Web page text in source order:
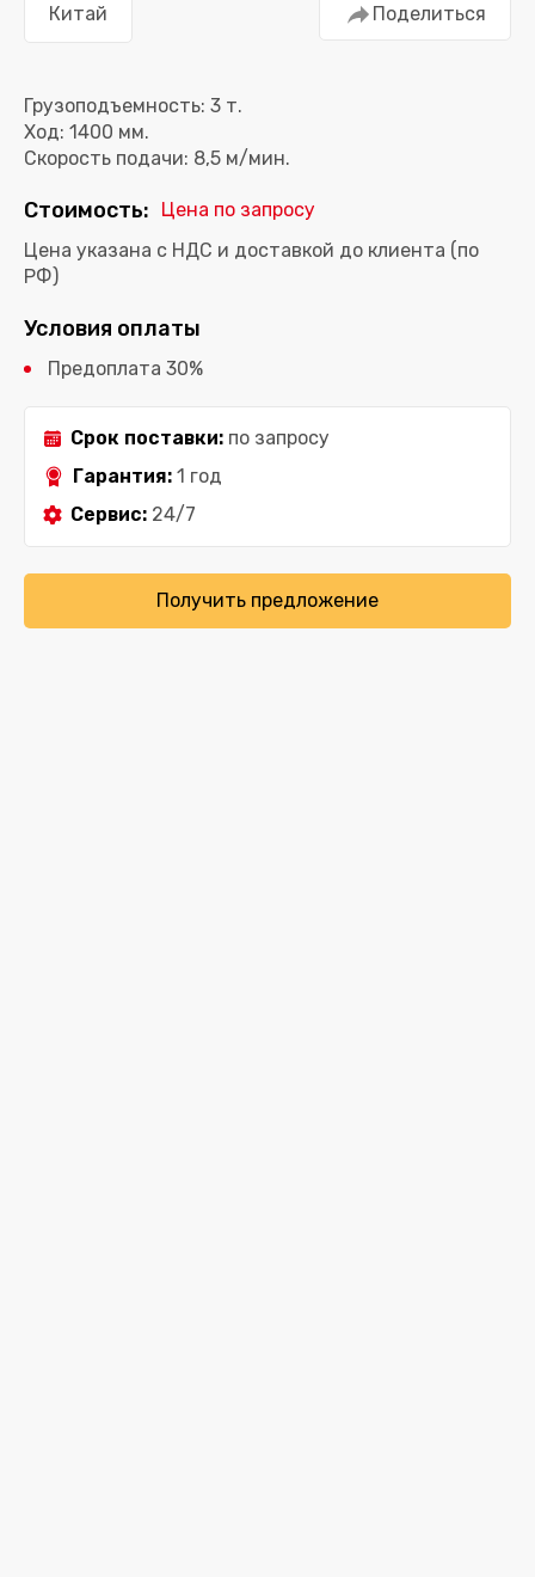
Китай Поделиться
Грузоподъемность: 3 т.
Ход: 1400 мм.
Скорость подачи: 8,5 м/мин.
Стоимость:
Цена по запросу
Цена указана с НДС и доставкой до клиента (по
РФ)
Условия оплаты
Предоплата 30%
Срок поставки: по запросу
Гарантия: 1 год
Сервис: 24/7
Получить предложение